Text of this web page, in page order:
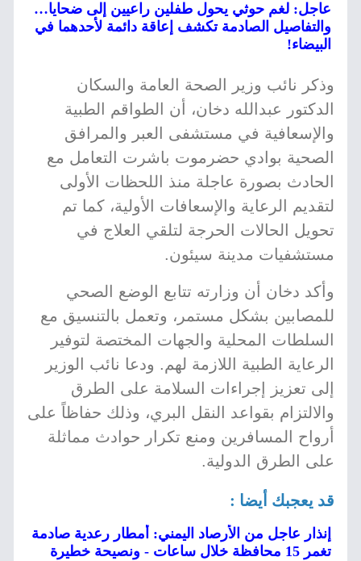
عاجل: لغم حوثي يحول طفلين راعيين إلى ضحايا…
والتفاصيل الصادمة تكشف إعاقة دائمة لأحدهما في
البيضاء!
وذكر نائب وزير الصحة العامة والسكان
الدكتور عبدالله دخان، أن الطواقم الطبية
والإسعافية في مستشفى العبر والمرافق
الصحية بوادي حضرموت باشرت التعامل مع
الحادث بصورة عاجلة منذ اللحظات الأولى
لتقديم الرعاية والإسعافات الأولية، كما تم
تحويل الحالات الحرجة لتلقي العلاج في
مستشفيات مدينة سيئون.
وأكد دخان أن وزارته تتابع الوضع الصحي
للمصابين بشكل مستمر، وتعمل بالتنسيق مع
السلطات المحلية والجهات المختصة لتوفير
الرعاية الطبية اللازمة لهم. ودعا نائب الوزير
إلى تعزيز إجراءات السلامة على الطرق
والالتزام بقواعد النقل البري، وذلك حفاظاً على
أرواح المسافرين ومنع تكرار حوادث مماثلة
على الطرق الدولية.
قد يعجبك أيضا :
إنذار عاجل من الأرصاد اليمني: أمطار رعدية صادمة
تغمر 15 محافظة خلال ساعات - ونصيحة خطيرة